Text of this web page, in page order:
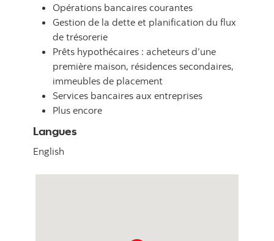
Opérations bancaires courantes
Gestion de la dette et planification du flux
de trésorerie
Prêts hypothécaires : acheteurs d’une
première maison, résidences secondaires,
immeubles de placement
Services bancaires aux entreprises
Plus encore
Langues
English